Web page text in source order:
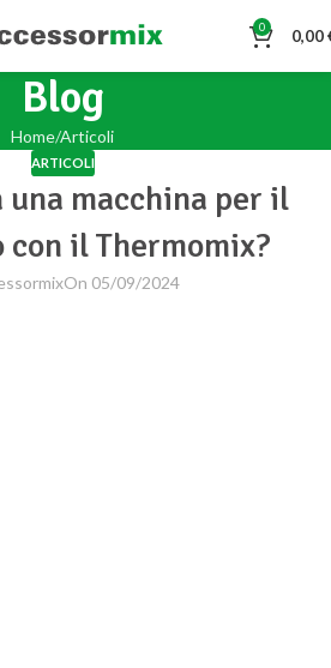
0 0,00
Blog
Home Articoli
ARTICOLI
una macchina per il
il Thermomix?
On 05/09/2024